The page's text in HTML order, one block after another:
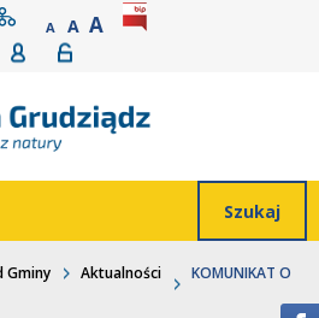
kontrastowa
mapa serwisu
A POMNIEJSZ CZCIONKĘ
A STANDARDOWY ROZMIAR
A POWIĘKSZ
rozmiar czcionki
Rejestracja
Gminy Aktualności
KOMUNIKAT O